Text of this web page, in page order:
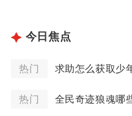
今日焦点
热门 求助怎么获取少
热门 全民奇迹狼魂哪